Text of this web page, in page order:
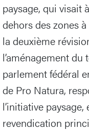
paysage, qui visait
dehors des zones
la deuxième
l’aménagement
parlement fédéral
de Pro Natura,
l’initiative paysage,
revendication